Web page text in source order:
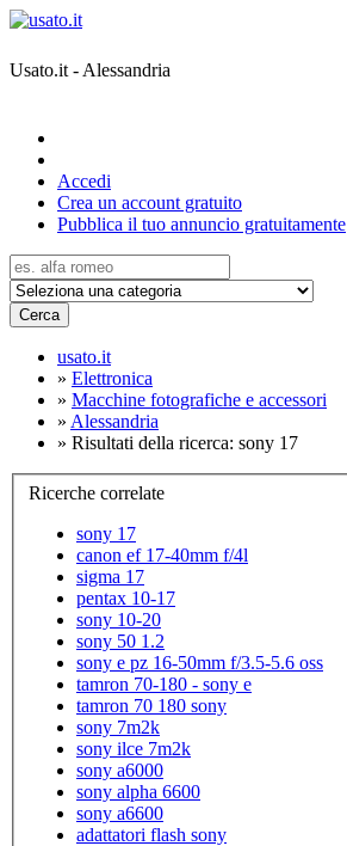
Usato.it - Alessandria
Accedi
Crea un account gratuito
Pubblica il tuo annuncio gratuitamente
Cerca
usato.it
» Elettronica
» Macchine fotografiche e accessori
» Alessandria
» Risultati della ricerca: sony 17
Ricerche correlate
sony 17
canon ef 17-40mm f/4l
sigma 17
pentax 10-17
sony 10-20
sony 50 1.2
sony e pz 16-50mm f/3.5-5.6 oss
tamron 70-180 - sony e
tamron 70 180 sony
sony 7m2k
sony ilce 7m2k
sony a6000
sony alpha 6600
sony a6600
adattatori flash sony